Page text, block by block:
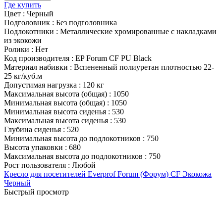
Где купить
Цвет : Черный
Подголовник : Без подголовника
Подлокотники : Металлические хромированные с накладками
из экокожи
Ролики : Нет
Код производителя : EP Forum CF PU Black
Материал набивки : Вспененный полиуретан плотностью 22-
25 кг/куб.м
Допустимая нагрузка : 120 кг
Максимальная высота (общая) : 1050
Минимальная высота (общая) : 1050
Минимальная высота сиденья : 530
Максимальная высота сиденья : 530
Глубина сиденья : 520
Минимальная высота до подлокотников : 750
Высота упаковки : 680
Максимальная высота до подлокотников : 750
Рост пользователя : Любой
Кресло для посетителей Everprof Forum (Форум) CF Экокожа
Черный
Быстрый просмотр